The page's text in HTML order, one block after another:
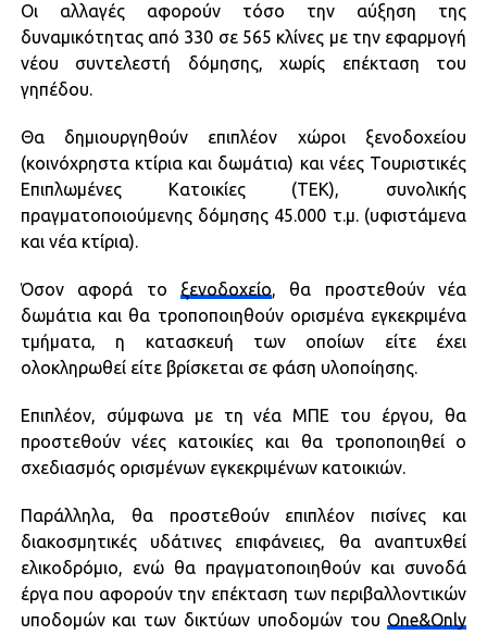
Οι αλλαγές αφορούν τόσο την αύξηση της
δυναμικότητας από 330 σε 565 κλίνες με την εφαρμογή
νέου συντελεστή δόμησης, χωρίς επέκταση του
γηπέδου.
Θα δημιουργηθούν επιπλέον χώροι ξενοδοχείου
(κοινόχρηστα κτίρια και δωμάτια) και νέες Τουριστικές
Επιπλωμένες Κατοικίες (ΤΕΚ), συνολικής
πραγματοποιούμενης δόμησης 45.000 τ.μ. (υφιστάμενα
και νέα κτίρια).
Όσον αφορά το ξενοδοχείο, θα προστεθούν νέα
δωμάτια και θα τροποποιηθούν ορισμένα εγκεκριμένα
τμήματα, η κατασκευή των οποίων είτε έχει
ολοκληρωθεί είτε βρίσκεται σε φάση υλοποίησης.
Επιπλέον, σύμφωνα με τη νέα ΜΠΕ του έργου, θα
προστεθούν νέες κατοικίες και θα τροποποιηθεί ο
σχεδιασμός ορισμένων εγκεκριμένων κατοικιών.
Παράλληλα, θα προστεθούν επιπλέον πισίνες και
διακοσμητικές υδάτινες επιφάνειες, θα αναπτυχθεί
ελικοδρόμιο, ενώ θα πραγματοποιηθούν και συνοδά
έργα που αφορούν την επέκταση των περιβαλλοντικών
υποδομών και των δικτύων υποδομών του One&Only